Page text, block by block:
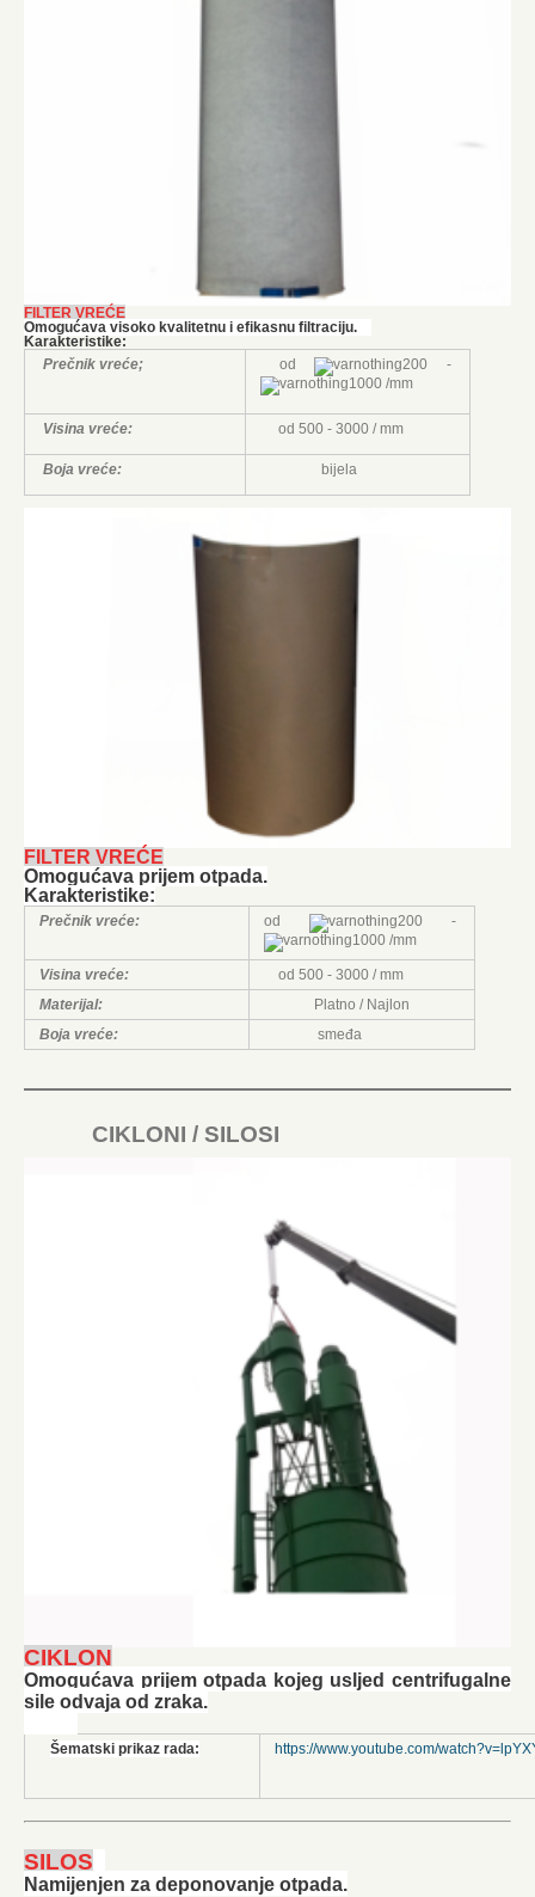
FILTER VREĆE
Omogućava visoko kvalitetnu i efikasnu filtraciju.
Karakteristike:
Prečnik vreće;
od
200 -
1000 /mm
Visina vreće: od 500 - 3000 / mm
Boja vreće: bijela
FILTER VREĆE
Omogućava prijem otpada.
Karakteristike:
Prečnik vreće: od
200 -
1000 /mm
Visina vreće:
od 500 - 3000 / mm
Materijal:
Platno / Najlon
Boja vreće:
smeđa
CIKLONI / SILOSI
CIKLON
Omogućava prijem otpada kojeg usljed centrifugalne
sile odvaja od zraka.
Šematski prikaz rada: https://www.youtube.com/
SILOS
Namijenjen za deponovanje otpada.